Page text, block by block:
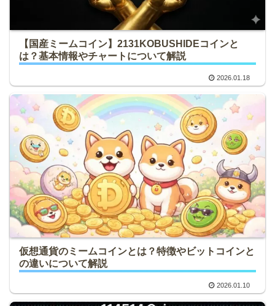
【国産ミームコイン】2131KOBUSHIDEコインと
は？基本情報やチャートについて解説
2026.01.18
仮想通貨のミームコインとは？特徴やビットコインと
の違いについて解説
2026.01.10